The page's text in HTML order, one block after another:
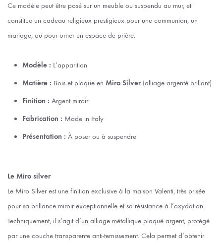
Ce modèle peut être posé sur un meuble ou suspendu au mur, et
constitue un cadeau religieux prestigieux pour une communion, un
mariage, ou pour orner un espace de prière.
Modèle : L’apparition
Matière : Bois et plaque en Miro Silver(alliage argenté brillant)
Finition : Argent miroir
Fabrication : Made in Italy
Présentation : À poser ou à suspendre
Le Miro silver
Le Miro Silver est une finition exclusive à la maison Valenti, très prisée
pour sa brillance miroir exceptionnelle et sa résistance à l’oxydation.
Techniquement, il s’agit d’un alliage métallique plaqué argent, protégé
par une couche transparente anti-ternissement. Cela permet d’obtenir